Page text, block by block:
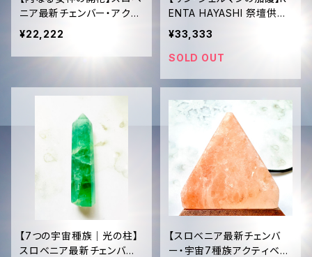
ニア最新チェンバー・アクテ
ィベーション済✨ ローズク
ォーツ＆水晶・女神ブレスレ
ット｜無条件の愛と浄化の
¥22,222
ENTA HAYASHI 祭壇供
奏：タキオン化ヴァイオレッ
ト・フローライト・マスターデ
バイス
¥33,333
SOLD OUT
【7つの宇宙種族｜光の柱】
スロベニア最新チェンバー・
【スロベニア最新チェンバ
ー・宇宙7種族アクティベー